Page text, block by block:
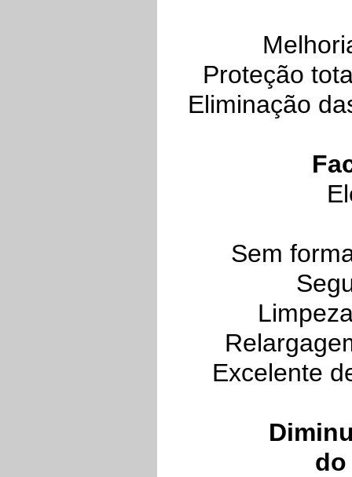
Proteção
Eliminação
Sem
Excelente